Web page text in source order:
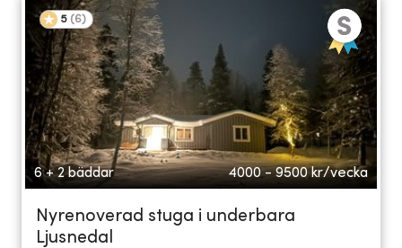
5 (6)
6 + 2 bäddar 4000 - 9500 kr/vecka
Nyrenoverad stuga i underbara
Ljusnedal